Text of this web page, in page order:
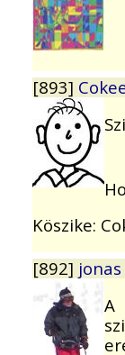
[893]
Köszike:
[892] jonas
A